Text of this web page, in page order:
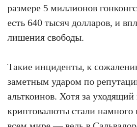
размере 5 миллионов
есть 640 тысяч долларов, и
лишения свободы.
Такие инциденты, к
заметным ударом по
альткоинов. Хотя за уходящий
криптовалюты стали намного